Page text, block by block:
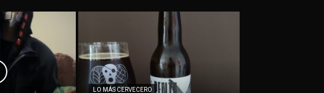
LO MÁS CERVECERO